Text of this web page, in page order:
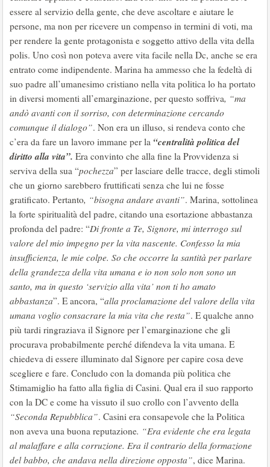
essere al servizio della gente, che deve ascoltare e aiutare le
persone, ma non per ricevere un compenso in termini di voti, ma
per rendere la gente protagonista e soggetto attivo della vita della
polis. Uno così non poteva avere vita facile nella Dc, anche se era
entrato come indipendente. Marina ha ammesso che la fedeltà di
suo padre all’umanesimo cristiano nella vita politica lo ha portato
in diversi momenti all’emarginazione, per questo soffriva, “ma
andò avanti con il sorriso, con determinazione cercando
comunque il dialogo”. Non era un illuso, si rendeva conto che
c’era da fare un lavoro immane per la “centralità politica del
diritto alla vita”. Era convinto che alla fine la Provvidenza si
serviva della sua “pochezza” per lasciare delle tracce, degli stimoli
che un giorno sarebbero fruttificati senza che lui ne fosse
gratificato. Pertanto, “bisogna andare avanti”. Marina, sottolinea
la forte spiritualità del padre, citando una esortazione abbastanza
profonda del padre: “Di fronte a Te, Signore, mi interrogo sul
valore del mio impegno per la vita nascente. Confesso la mia
insufficienza, le mie colpe. So che occorre la santità per parlare
della grandezza della vita umana e io non solo non sono un
santo, ma in questo ‘servizio alla vita’ non ti ho amato
abbastanza”. E ancora, “alla proclamazione del valore della vita
umana voglio consacrare la mia vita che resta”. E qualche anno
più tardi ringraziava il Signore per l’emarginazione che gli
procurava probabilmente perché difendeva la vita umana. E
chiedeva di essere illuminato dal Signore per capire cosa deve
scegliere e fare. Concludo con la domanda più politica che
Stimamiglio ha fatto alla figlia di Casini. Qual era il suo rapporto
con la DC e come ha vissuto il suo crollo con l’avvento della
“Seconda Repubblica”. Casini era consapevole che la Politica
non aveva una buona reputazione. “Era evidente che era legata
al malaffare e alla corruzione. Era il contrario della formazione
del babbo, che andava nella direzione opposta”, dice Marina.